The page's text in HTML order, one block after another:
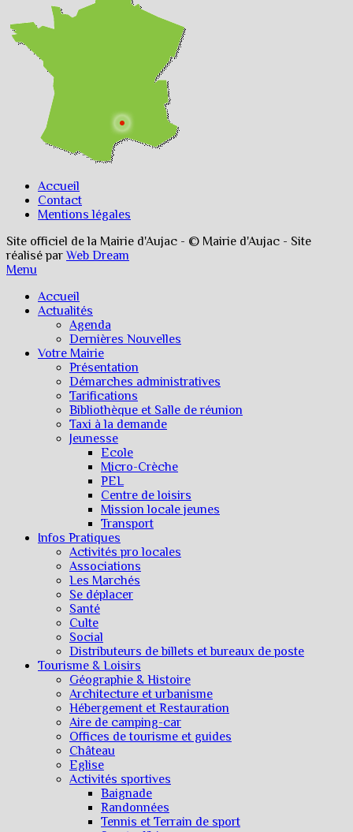
Accueil
Contact
Mentions légales
Site officiel de la Mairie d'Aujac - © Mairie d'Aujac - Site
réalisé parWeb Dream
Menu
Accueil
Actualités
Agenda
Dernières Nouvelles
Votre Mairie
Présentation
Démarches administratives
Tarifications
Bibliothèque et Salle de réunion
Taxi à la demande
Jeunesse
Ecole
Micro-Crèche
PEL
Centre de loisirs
Mission locale jeunes
Transport
Infos Pratiques
Activités pro locales
Associations
Les Marchés
Se déplacer
Santé
Culte
Social
Distributeurs de billets et bureaux de poste
Tourisme & Loisirs
Géographie & Histoire
Architecture et urbanisme
Hébergement et Restauration
Aire de camping-car
Offices de tourisme et guides
Château
Eglise
Activités sportives
Baignade
Randonnées
Tennis et Terrain de sport